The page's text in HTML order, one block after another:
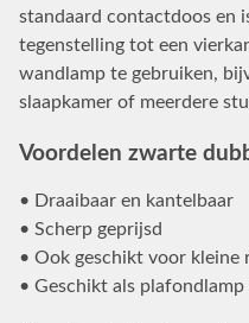
standaard contactdoos en
tegenstelling tot een
wandlamp te gebruiken,
slaapkamer of meerdere
Voordelen zwarte
• Draaibaar en kantelbaar
• Scherp geprijsd
• Ook geschikt voor kleine
• Geschikt als